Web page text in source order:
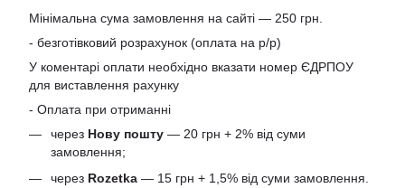
Мінімальна сума замовлення на сайті — 250 грн.
- безготівковий розрахунок (оплата на р/р)
У коментарі оплати необхідно вказати номер ЄДРПОУ
для виставлення рахунку
- Оплата при отриманні
через Нову пошту — 20 грн + 2% від суми
замовлення;
через Rozetka — 15 грн + 1,5% від суми замовлення.